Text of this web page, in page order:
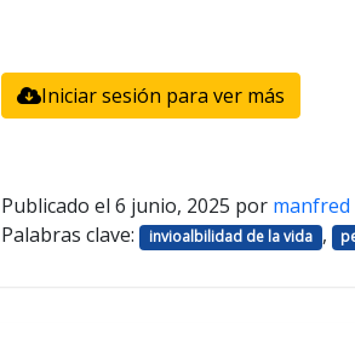
Iniciar sesión para ver más
Publicado el 6 junio, 2025 por manfred
Palabras clave:
invioalbilidad de la vida ,